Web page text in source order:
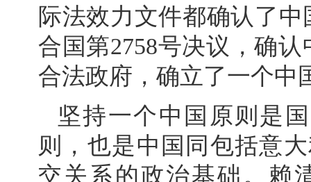
际法效力文件都确认了
合国第2758号决议，确
合法政府，确立了一个中
坚持一个中国原则是
则，也是中国同包括意
交关系的政治基础。赖